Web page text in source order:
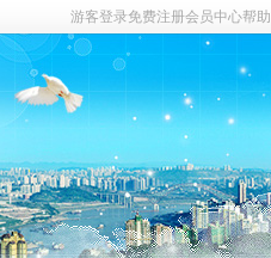
游客登录免费注册会员中心帮助